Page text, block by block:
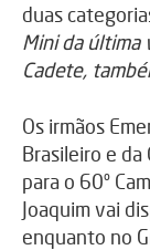
duas
Mini da última
Cadete,
Os irmãos
Brasileiro e da
para o 60º
Joaquim vai
enquanto no